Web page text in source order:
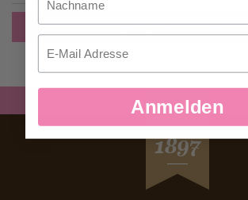
Ein Konto erstellen
SEIT
1897
Email
Anmelden